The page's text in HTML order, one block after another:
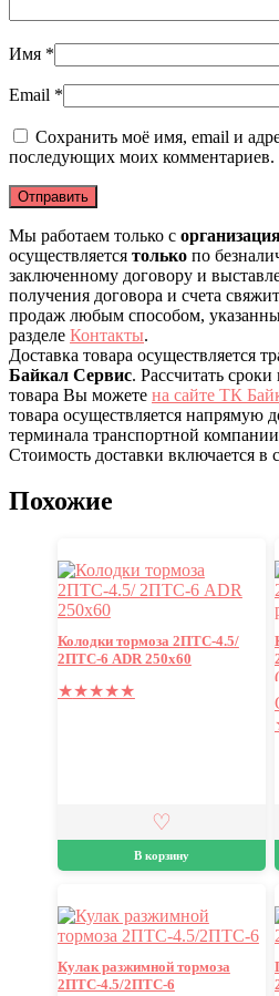
Имя *
Email *
Сохранить моё имя, email и
последующих моих комментариев.
Мы работаем только с
осуществляется только по
заключенному договору и
получения договора и счета
продаж любым способом,
разделе Контакты.
Доставка товара осуществляется
Байкал Сервис. Рассчитать
товара Вы можете на сайте ТК
товара осуществляется напрямую
терминала транспортной
Стоимость доставки включается в
Похожие
Колодки тормоза 2ПТС-4.5/
2ПТС-6 ADR 250х60
★★★★★
В корзину
Кулак разжимной тормоза
2ПТС-4.5/2ПТС-6